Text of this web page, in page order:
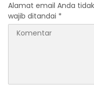
Alamat email Anda
wajib ditandai *